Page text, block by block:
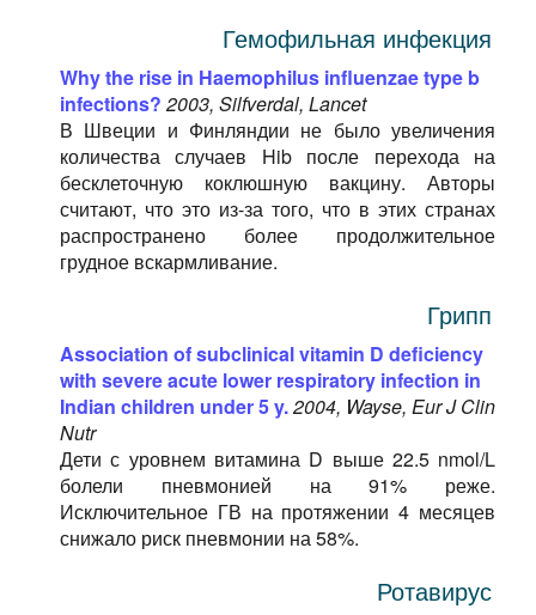
Гемофильная инфекция
Why the rise in Haemophilus influenzae type b
infections? 2003, Silfverdal, Lancet
В Швеции и Финляндии не было увеличения
количества случаев Hib после перехода на
бесклеточную коклюшную вакцину. Авторы
считают, что это из-за того, что в этих странах
распространено более продолжительное
грудное вскармливание.
Грипп
Association of subclinical vitamin D deficiency
with severe acute lower respiratory infection in
Indian children under 5 y.2004, Wayse, Eur J Clin
Nutr
Дети с уровнем витамина D выше 22.5 nmol/L
болели пневмонией на 91% реже.
Исключительное ГВ на протяжении 4 месяцев
снижало риск пневмонии на 58%.
Ротавирус